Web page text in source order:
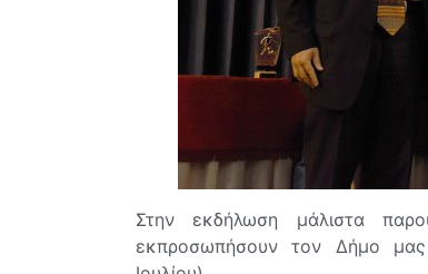
Στην εκδήλωση μάλιστα
εκπροσωπήσουν τον Δήμο